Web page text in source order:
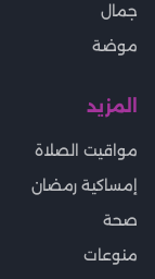
جمال
موضة
المزيد
مواقيت الصلاة
إمساكية رمضان
صحة
منوعات